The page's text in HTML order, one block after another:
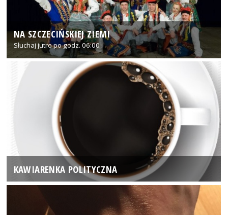
NA SZCZECIŃSKIEJ ZIEMI
Słuchaj jutro po godz. 06:00
KAWIARENKA POLITYCZNA